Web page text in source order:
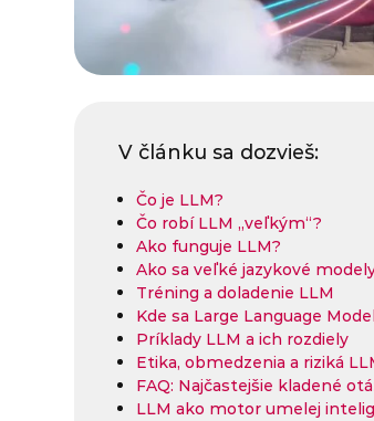
V článku sa dozvieš:
Čo je LLM?
Čo robí LLM „veľkým“?
Ako funguje LLM?
Ako sa veľké jazykové
Tréning a doladenie LLM
Kde sa Large Language
Príklady LLM a ich rozdiely
Etika, obmedzenia a riziká
FAQ: Najčastejšie kladené
LLM ako motor umelej